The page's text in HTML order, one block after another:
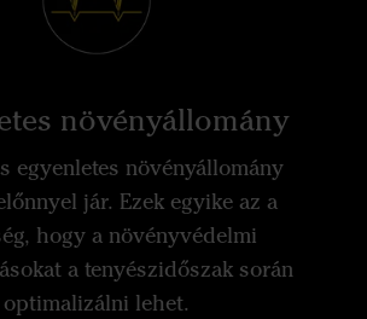
növényállomány
egyenletes növényállomány
jár. Ezek egyike az a
hogy a növényvédelmi
a tenyészidőszak során
optimalizálni lehet.